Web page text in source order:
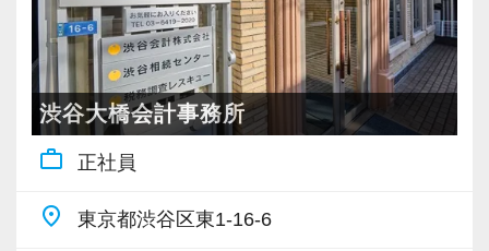
思いがある人、大歓迎です！
どまらず、クライアントの未来を見据えたパー
トナーであり続けるため、専門知識はもちろ
ん、企画力・提案力も日々磨きをかけていま
す。
あなたのスキルを当事務所で人生の武器に変え
ませんか？ルーティンにとどまらず、「考える
仕事」で自分の市場価値を高めたい方、是非一
緒にお仕事しましょう。
渋谷大橋会計事務所
work_outline 正社員
place 東京都渋谷区東1-16-6